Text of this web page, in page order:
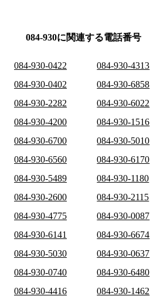
084-930に関連する電話番号
084-930-0422 084-930-4313
084-930-0402
084-930-6858
084-930-2282
084-930-6022
084-930-4200
084-930-1516
084-930-6700
084-930-5010
084-930-6560
084-930-6170
084-930-5489
084-930-1180
084-930-2600
084-930-2115
084-930-4775
084-930-0087
084-930-6141
084-930-6674
084-930-5030
084-930-0637
084-930-0740
084-930-6480
084-930-4416
084-930-1462